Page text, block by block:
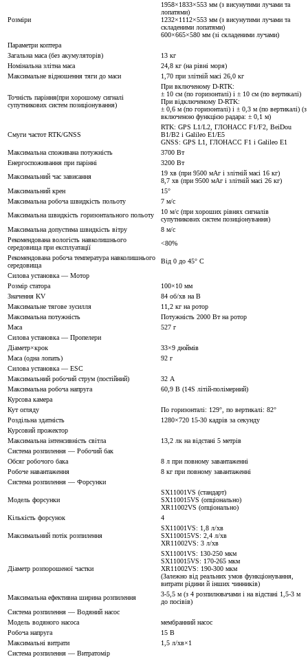
Розміри
1958×1833×553 мм (з висунутими лучами та
лопатями)
1232×1112×553 мм (з висунутими лучами та
складеними лопатями)
600×665×580 мм (зі складеними лучами)
Параметри коптера
Загальна маса (без акумуляторів)
13 кг
Номінальна злітна маса
24,8 кг (на рівні моря)
Максимальне відношення тяги до маси
1,70 при злітній масі 26,0 кг
Точність паріння(при хорошому сигналі
супутникових систем позиціонування)
При включеному D-RTK:
± 10 см (по горизонталі) і ± 10 см (по вертикалі)
При відключеному D-RTK:
± 0,6 м (по горизонталі) і ± 0,3 м (по вертикалі) (з
включеною функцією радара: ± 0,1 м)
Смуги частот RTK/GNSS
RTK: GPS L1/L2, ГЛОНАСС F1/F2, BeiDou
B1/B2 і Galileo E1/E5
GNSS: GPS L1, ГЛОНАСС F1 і Galileo E1
Максимальна споживана потужність
3700 Вт
Енергоспоживання при парінні
3200 Вт
Максимальний час зависання
19 хв (при 9500 мАг і злітній масі 16 кг)
8,7 хв (при 9500 мАг і злітній масі 26 кг)
Максимальний крен
15°
Максимальна робоча швидкість польоту
7 м/с
Максимальна швидкість горизонтального польоту
10 м/с (при хороших рівнях сигналів
супутникових систем позиціонування)
Максимальна допустима швидкість вітру
8 м/с
Рекомендована вологість навколишнього
середовища при експлуатації
<80%
Рекомендована робоча температура навколишнього
середовища
Від 0 до 45° C
Силова установка — Мотор
Розмір статора
100×10 мм
Значення KV
84 об/хв на В
Максимальне тягове зусилля
11,2 кг на ротор
Максимальна потужність
Потужність 2000 Вт на ротор
Маса
527 г
Силова установка — Пропелери
Діаметр×крок
33×9 дюймів
Маса (одна лопать)
92 г
Силова установка — ESC
Максимальний робочий струм (постійний)
32 А
Максимальна робоча напруга
60,9 В (14S літій-полімерний)
Курсова камера
Кут огляду
По горизонталі: 129°, по вертикалі: 82°
Роздільна здатність
1280×720 15-30 кадрів за секунду
Курсовий прожектор
Максимальна інтенсивність світла
13,2 лк на відстані 5 метрів
Система розпилення — Робочий бак
Обсяг робочого бака
8 л при повному завантаженні
Робоче навантаження
8 кг при повному завантаженні
Система розпилення — Форсунки
Модель форсунки
SX11001VS (стандарт)
SX110015VS (опціонально)
XR11002VS (опціонально)
Кількість форсунок
4
Максимальний потік розпилення
SX11001VS: 1,8 л/хв
SX110015VS: 2,4 л/хв
XR11002VS: 3 л/хв
Діаметр розпорошеної частки
SX11001VS: 130-250 мкм
SX110015VS: 170-265 мкм
XR11002VS: 190-300 мкм
(Залежно від реальних умов функціонування,
витрати рідини й інших чинників)
Максимальна ефективна ширина розпилення
3-5,5 м (з 4 розпилювачами і на відстані 1,5-3 м
до посівів)
Система розпилення — Водяний насос
Модель водяного насоса
мембранний насос
Робоча напруга
15 В
Максимальні витрати
1,5 л/хв×1
Система розпилення — Витратомір